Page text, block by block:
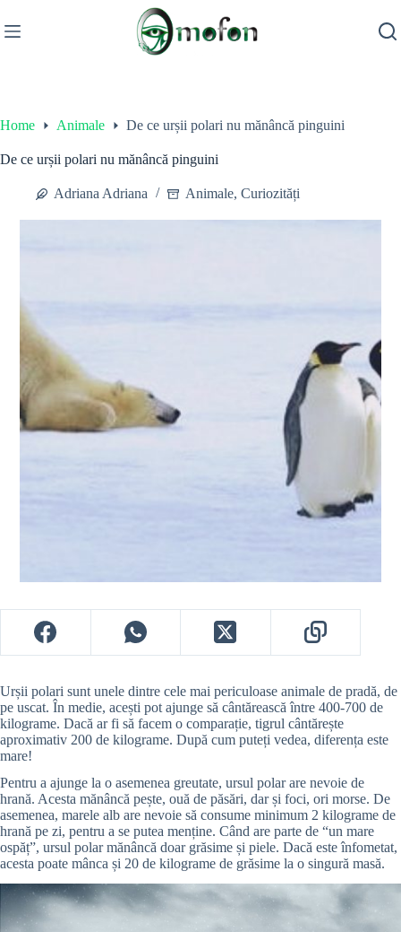
to
content
Home Animale De ce urșii polari nu mănâncă pinguini
De ce urșii polari nu mănâncă pinguini
Adriana Adriana Animale, Curiozități
Urșii polari sunt unele dintre cele mai periculoase animale de pradă, de
pe uscat. În medie, acești pot ajunge să cântărească între 400-700 de
kilograme. Dacă ar fi să facem o comparație, tigrul cântărește
aproximativ 200 de kilograme. După cum puteți vedea, diferența este
mare!
Pentru a ajunge la o asemenea greutate, ursul polar are nevoie de
hrană. Acesta mănâncă pește, ouă de păsări, dar și foci, ori morse. De
asemenea, marele alb are nevoie să consume minimum 2 kilograme de
hrană pe zi, pentru a se putea menține. Când are parte de “un mare
ospăț”, ursul polar mănâncă doar grăsime și piele. Dacă este înfometat,
acesta poate mânca și 20 de kilograme de grăsime la o singură masă.